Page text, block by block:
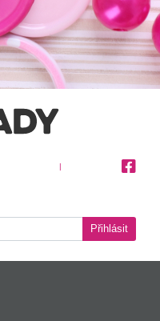
|
Přihlásit